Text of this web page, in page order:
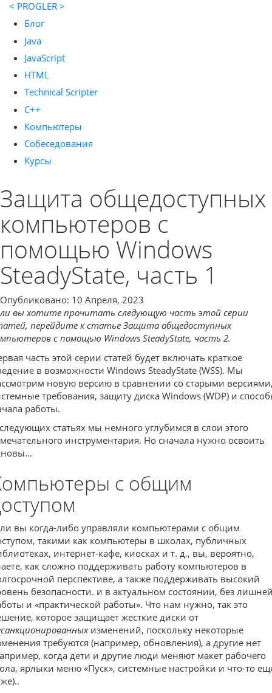
< PROGLER >
Блог
Java
JavaScript
HTML
Technical Scripter
C++
Компьютеры
Собеседования
Курсы
Защита общедоступных
компьютеров с
помощью Windows
SteadyState, часть 1
Опубликовано: 10 Апреля, 2023
вы хотите прочитать следующую часть этой серии
перейдите к статье Защита общедоступных
с помощью Windows SteadyState, часть 2.
часть этой серии статей будет включать краткое
в возможности Windows SteadyState (WSS). Мы
новую версию в сравнении со старыми
требования, защиту диска Windows (WDP) и
работы.
статьях мы немного углубимся в слои этого
инструментария. Но сначала нужно освоить
с общим
вы когда-либо управляли компьютерами с общим
такими как компьютеры в школах, публичных
интернет-кафе, киосках и т. д., вы, вероятно,
как сложно поддерживать работу компьютеров в
перспективе, а также поддерживать высокий
безопасности. и в актуальном состоянии, без
и «практической работы». Что нам нужно, так это
которое защищает жесткие диски от
изменений, поскольку некоторые
требуются (например, обновления), а другие нет
когда дети и другие люди меняют макет рабочего
ярлыки меню «Пуск», системные настройки и что-то